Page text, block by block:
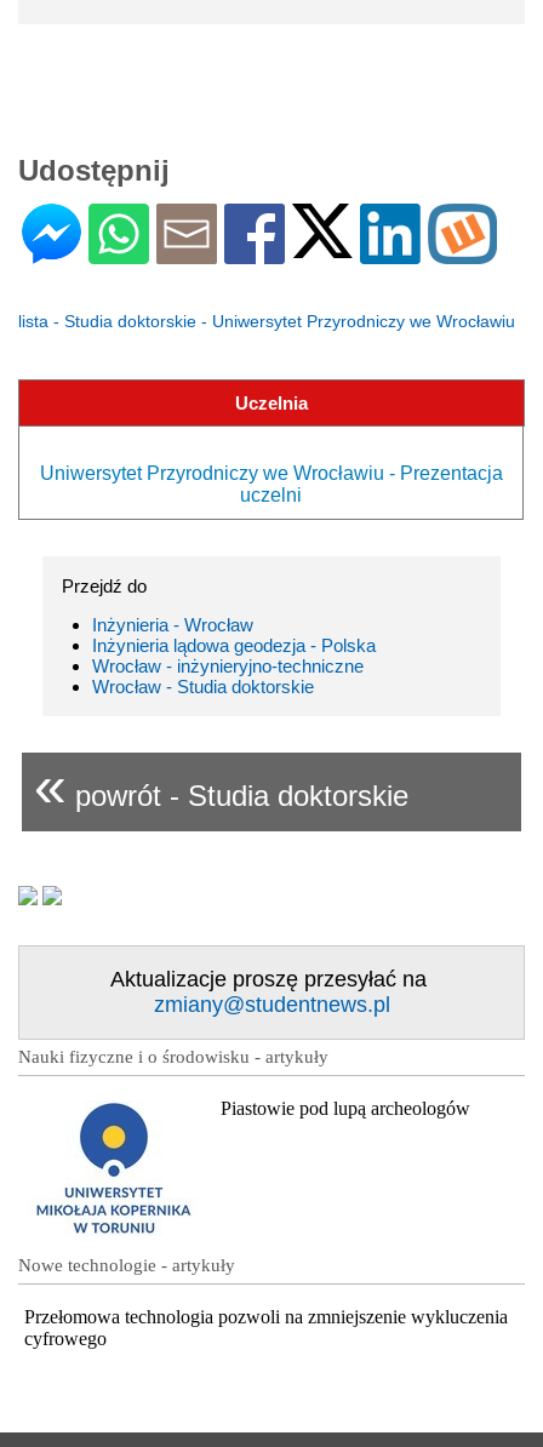
Udostępnij
lista - Studia doktorskie - Uniwersytet Przyrodniczy we Wrocławiu
Uczelnia
Uniwersytet Przyrodniczy we Wrocławiu - Prezentacja
uczelni
Przejdź do
Inżynieria - Wrocław
Inżynieria lądowa geodezja - Polska
Wrocław - inżynieryjno-techniczne
Wrocław - Studia doktorskie
« powrót - Studia doktorskie
Aktualizacje proszę przesyłać na
zmiany@studentnews.pl
Nauki fizyczne i o środowisku - artykuły
Piastowie pod lupą archeologów
Nowe technologie - artykuły
Przełomowa technologia pozwoli na zmniejszenie wykluczenia
cyfrowego